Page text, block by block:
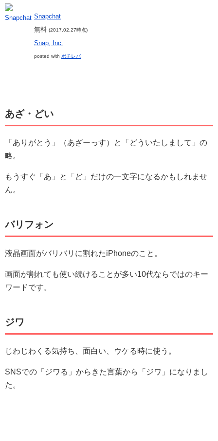
Snapchat
無料 (2017.02.27時点)
Snap, Inc.
posted with ポチレバ
あざ・どい
「ありがとう」（あざーっす）と「どういたしまして」の
略。
もうすぐ「あ」と「ど」だけの一文字になるかもしれませ
ん。
バリフォン
液晶画面がバリバリに割れたiPhoneのこと。
画面が割れても使い続けることが多い10代ならではのキー
ワードです。
ジワ
じわじわくる気持ち、面白い、ウケる時に使う。
SNSでの「ジワる」からきた言葉から「ジワ」になりまし
た。